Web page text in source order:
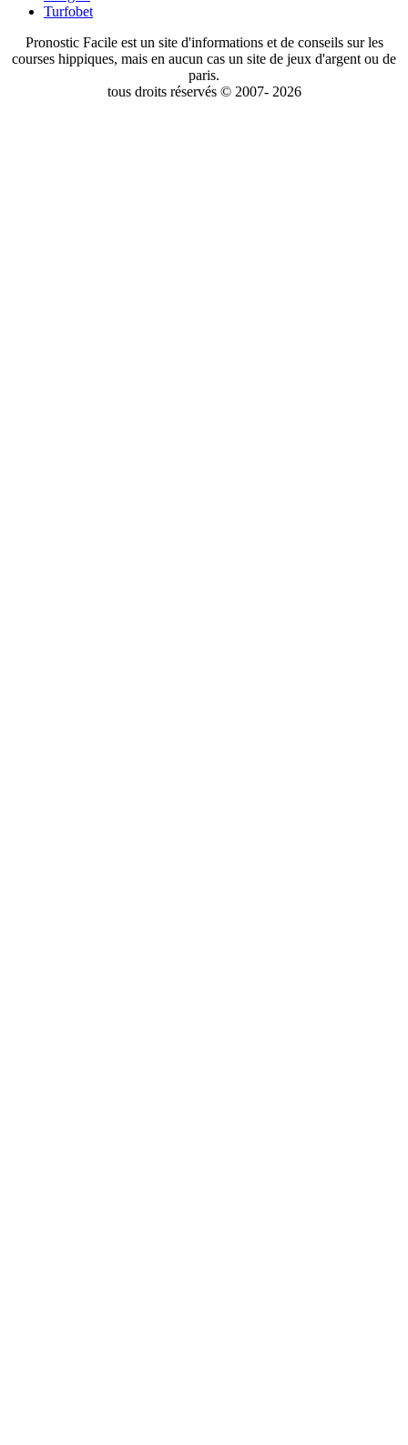
Turfobet
Pronostic Facile est un site d'informations et de conseils sur les
courses hippiques, mais en aucun cas un site de jeux d'argent ou de
paris.
tous droits réservés © 2007- 2026